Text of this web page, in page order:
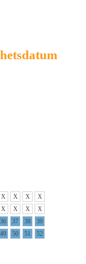
X X X
X
X X X
X
36 37 38
39
49 50 51
52